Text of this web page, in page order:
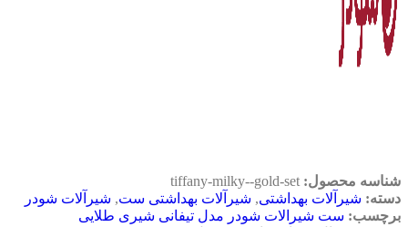
شناسه محصول: tiffany-milky--gold-set
دسته: شیرآلات بهداشتی, شیرآلات بهداشتی ست, شیرآلات شودر
برچسب: ست شیرالات شودر مدل تیفانی شیری طلایی